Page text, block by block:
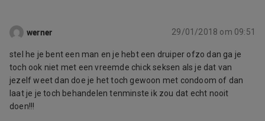
werner 29/01/2018 om 09:51
stel he je bent een man en je hebt een druiper ofzo dan ga je
toch ook niet met een vreemde chick seksen als je dat van
jezelf weet dan doe je het toch gewoon met condoom of dan
laat je je toch behandelen tenminste ik zou dat echt nooit
doen!!!